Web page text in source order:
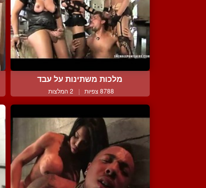
מלכות משתינות על עבד
8788 צפיות | 2 המלצות